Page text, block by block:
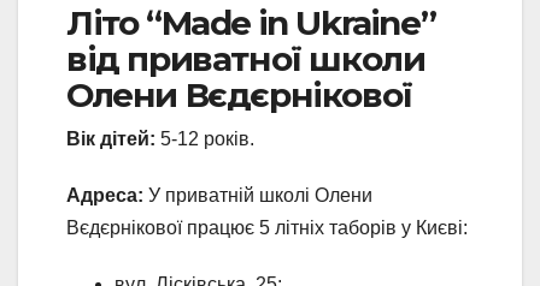
Літо “Made in Ukraine”
від приватної школи
Олени Вєдєрнікової
Вік дітей: 5-12 років.
Адреса: У приватній школі Олени
Вєдєрнікової працює 5 літніх таборів у Києві: